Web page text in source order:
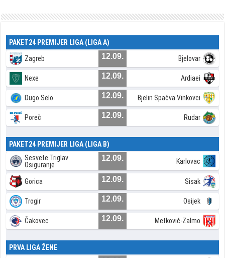
PAKET24 PREMIJER LIGA (LIGA A)
Zagreb 12.09. Bjelovar
Nexe 12.09. Ardiaei
Dugo Selo 12.09. Bjelin Spačva Vinkovci
Poreč 12.09. Rudar
PAKET24 PREMIJER LIGA (LIGA B)
Sesvete Triglav
Osiguranje
12.09. Karlovac
Gorica 12.09. Sisak
Trogir 12.09. Osijek
Čakovec 12.09. Metković-Zalmo
PRVA LIGA ŽENE